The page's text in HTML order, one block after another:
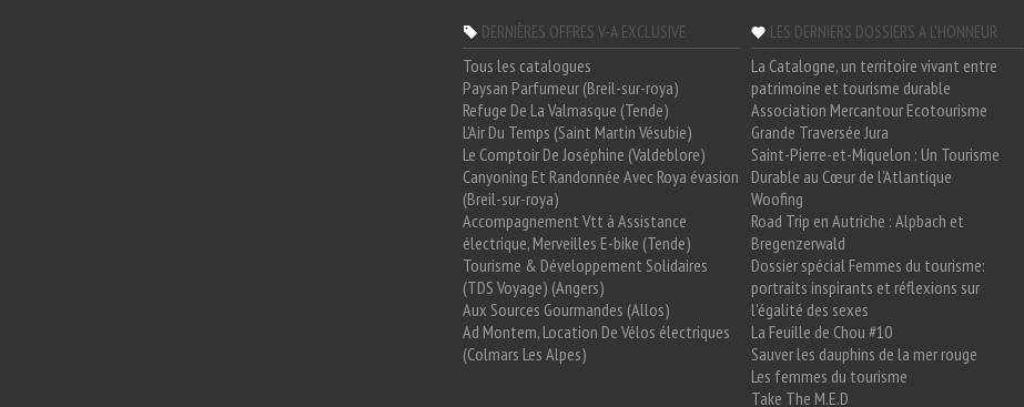
DERNIÈRES OFFRES V-A EXCLUSIVE
Tous les catalogues
Paysan Parfumeur (Breil-sur-roya)
Refuge De La Valmasque (Tende)
L'Air Du Temps (Saint Martin Vésubie)
Le Comptoir De Joséphine (Valdeblore)
Canyoning Et Randonnée Avec Roya évasion
(Breil-sur-roya)
Accompagnement Vtt à Assistance
électrique, Merveilles E-bike (Tende)
Tourisme & Développement Solidaires
(TDS Voyage) (Angers)
Aux Sources Gourmandes (Allos)
Ad Montem, Location De Vélos électriques
(Colmars Les Alpes)
LES DERNIERS DOSSIERS A L'HONNEUR
La Catalogne, un territoire vivant entre
patrimoine et tourisme durable
Association Mercantour Ecotourisme
Grande Traversée Jura
Saint-Pierre-et-Miquelon : Un Tourisme
Durable au Cœur de l'Atlantique
Woofing
Road Trip en Autriche : Alpbach et
Bregenzerwald
Dossier spécial Femmes du tourisme:
portraits inspirants et réflexions sur
l'égalité des sexes
La Feuille de Chou #10
Sauver les dauphins de la mer rouge
Les femmes du tourisme
Take The M.E.D